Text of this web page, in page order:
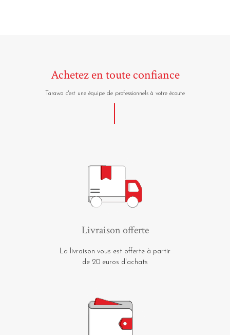
Achetez en toute confiance
Tarawa c'est une équipe de professionnels à votre écoute
Livraison offerte
La livraison vous est offerte à partir
de 20 euros d'achats